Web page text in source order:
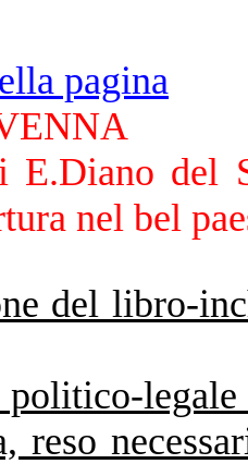
pagina
E.Diano del
nel bel
del libro-
reso